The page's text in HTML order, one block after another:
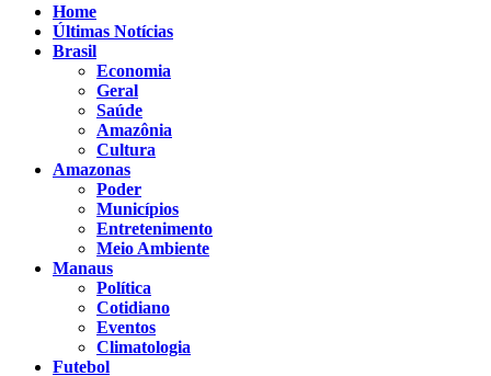
Home
Últimas Notícias
Brasil
Economia
Geral
Saúde
Amazônia
Cultura
Amazonas
Poder
Municípios
Entretenimento
Meio Ambiente
Manaus
Política
Cotidiano
Eventos
Climatologia
Futebol